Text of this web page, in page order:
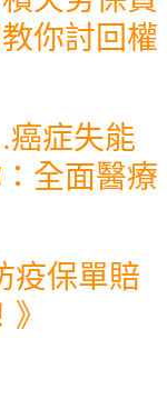
你討回權
癌症失能
全面醫療
疫保單賠
》